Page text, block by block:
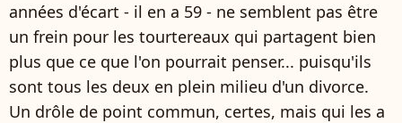
années d'écart - il en a 59 - ne semblent pas être
un frein pour les tourtereaux qui partagent bien
plus que ce que l'on pourrait penser... puisqu'ils
sont tous les deux en plein milieu d'un divorce.
Un drôle de point commun, certes, mais qui les a